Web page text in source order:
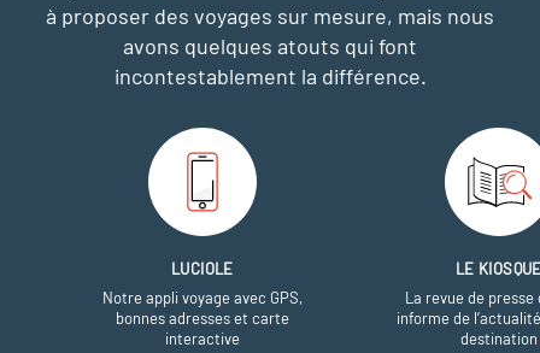
à proposer des voyages sur mesure, mais nous
avons quelques atouts qui font
incontestablement la différence.
LUCIOLE
Notre appli voyage avec GPS,
bonnes adresses et carte
interactive
LE
La revue de presse
informe de
destination